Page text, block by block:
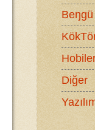
Diğer